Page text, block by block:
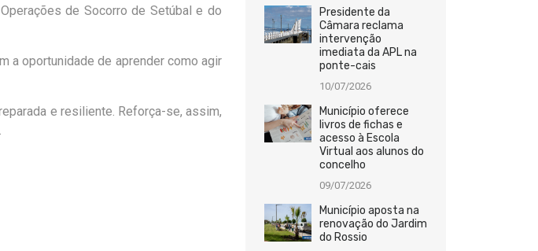
de Socorro de Setúbal e do
a oportunidade de aprender como agir
e resiliente. Reforça-se, assim,
Presidente da
Câmara reclama
intervenção
imediata da APL na
ponte-cais
10/07/2026
Município oferece
livros de fichas e
acesso à Escola
Virtual aos alunos do
concelho
09/07/2026
Município aposta na
renovação do Jardim
do Rossio